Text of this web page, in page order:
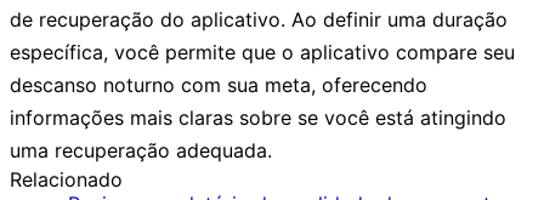
de recuperação do aplicativo. Ao definir uma duração
específica, você permite que o aplicativo compare seu
descanso noturno com sua meta, oferecendo
informações mais claras sobre se você está atingindo
uma recuperação adequada.
Relacionado